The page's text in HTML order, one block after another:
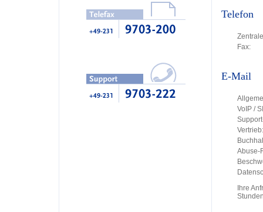
Telefon
Fax:
E-Mail
VoIP /
Vertrieb:
Abuse-
Ihre